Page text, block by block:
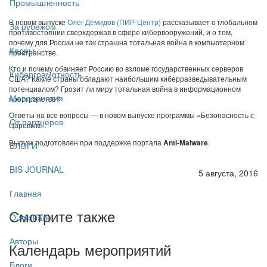
Промышленность
За рубежом
Кадры
Киберграмотность
Мероприятия
От партнёров
БЛОГИ
BIS JOURNAL
Главная
О журнале
Авторы
Блоги
В новом выпуске Олег Демидов (ПИР-Центр) рассказывает о глобальном
противостоянии сверхдержав в сфере кибервооружений, и о том,
почему для России не так страшна тотальная война в компьютерном
пространстве.
Кто и почему обвиняет Россию во взломе государственных серверов
США? Какие страны обладают наибольшим киберразведывательным
потенциалом? Грозит ли миру тотальная война в информационном
пространстве?
Ответы на все вопросы — в новом выпуске программы «Безопасность с
Царевым».
Выпуск подготовлен при поддержке портала Anti-Malware.
5 августа, 2016
Смотрите также
Календарь мероприятий